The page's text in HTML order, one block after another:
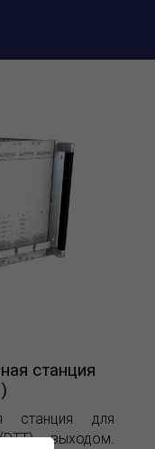
станция
станция для
выходом.